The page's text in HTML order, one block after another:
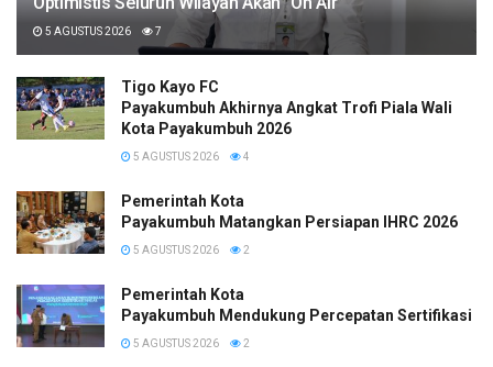
5 AGUSTUS 2026 7
Tigo Kayo FC
Payakumbuh Akhirnya Angkat Trofi Piala Wali
Kota Payakumbuh 2026
5 AGUSTUS 2026 4
Pemerintah Kota
Payakumbuh Matangkan Persiapan IHRC 2026
5 AGUSTUS 2026 2
Pemerintah Kota
Payakumbuh Mendukung Percepatan Sertifikasi
5 AGUSTUS 2026 2